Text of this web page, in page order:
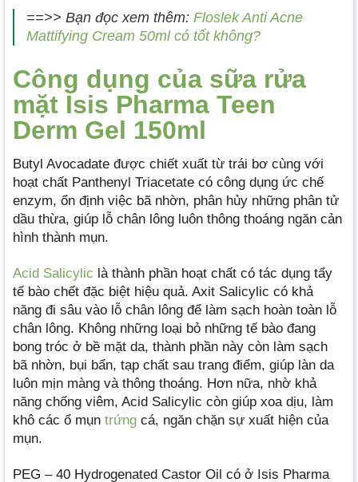
==>> Bạn đọc xem thêm: Floslek Anti Acne
Mattifying Cream 50ml có tốt không?
Công dụng của sữa rửa
mặt Isis Pharma Teen
Derm Gel 150ml
Butyl Avocadate được chiết xuất từ trái bơ cùng với
hoạt chất Panthenyl Triacetate có công dụng ức chế
enzym, ổn định việc bã nhờn, phân hủy những phân tử
dầu thừa, giúp lỗ chân lông luôn thông thoáng ngăn cản
hình thành mụn.
Acid Salicylic là thành phần hoạt chất có tác dụng tẩy
tế bào chết đặc biệt hiệu quả. Axit Salicylic có khả
năng đi sâu vào lỗ chân lông để làm sạch hoàn toàn lỗ
chân lông. Không những loại bỏ những tế bào đang
bong tróc ở bề mặt da, thành phần này còn làm sạch
bã nhờn, bụi bẩn, tạp chất sau trang điểm, giúp làn da
luôn mịn màng và thông thoáng. Hơn nữa, nhờ khả
năng chống viêm, Acid Salicylic còn giúp xoa dịu, làm
khô các ổ mụn trứng cá, ngăn chặn sự xuất hiện của
mụn.
PEG – 40 Hydrogenated Castor Oil có ở Isis Pharma